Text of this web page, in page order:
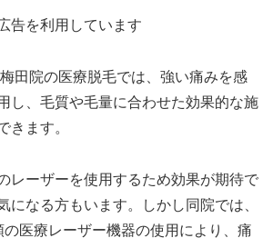
告を利用しています
田院の医療脱毛では、強い痛みを感
し、毛質や毛量に合わせた効果的な施
きます。
レーザーを使用するため効果が期待で
になる方もいます。しかし同院では、
医療レーザー機器の使用により、痛